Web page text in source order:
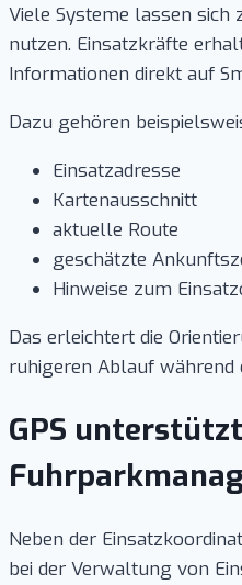
Viele Systeme lassen
nutzen. Einsatzkräfte
Informationen direkt auf
Dazu gehören
Einsatzadresse
Kartenausschnitt
aktuelle Route
geschätzte
Hinweise zum
Das erleichtert die
ruhigeren Ablauf während
GPS
Neben der
bei der Verwaltung von